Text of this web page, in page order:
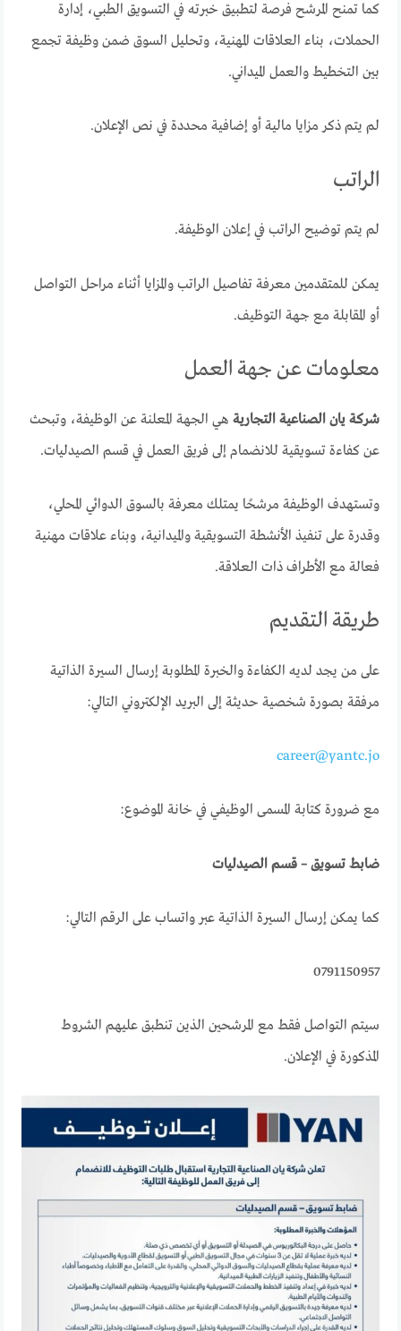
كما تمنح المرشح فرصة لتطبيق خبرته في التسويق الطبي، إدارة
الحملات، بناء العلاقات المهنية، وتحليل السوق ضمن وظيفة تجمع
بين التخطيط والعمل الميداني.
لم يتم ذكر مزايا مالية أو إضافية محددة في نص الإعلان.
الراتب
لم يتم توضيح الراتب في إعلان الوظيفة.
يمكن للمتقدمين معرفة تفاصيل الراتب والمزايا أثناء مراحل التواصل
أو المقابلة مع جهة التوظيف.
معلومات عن جهة العمل
شركة يان الصناعية التجارية هي الجهة المعلنة عن الوظيفة، وتبحث
عن كفاءة تسويقية للانضمام إلى فريق العمل في قسم الصيدليات.
وتستهدف الوظيفة مرشحًا يمتلك معرفة بالسوق الدوائي المحلي،
وقدرة على تنفيذ الأنشطة التسويقية والميدانية، وبناء علاقات مهنية
فعالة مع الأطراف ذات العلاقة.
طريقة التقديم
على من يجد لديه الكفاءة والخبرة المطلوبة إرسال السيرة الذاتية
مرفقة بصورة شخصية حديثة إلى البريد الإلكتروني التالي:
career@yantc.jo
مع ضرورة كتابة المسمى الوظيفي في خانة الموضوع:
ضابط تسويق – قسم الصيدليات
كما يمكن إرسال السيرة الذاتية عبر واتساب على الرقم التالي:
0791150957
سيتم التواصل فقط مع المرشحين الذين تنطبق عليهم الشروط
المذكورة في الإعلان.